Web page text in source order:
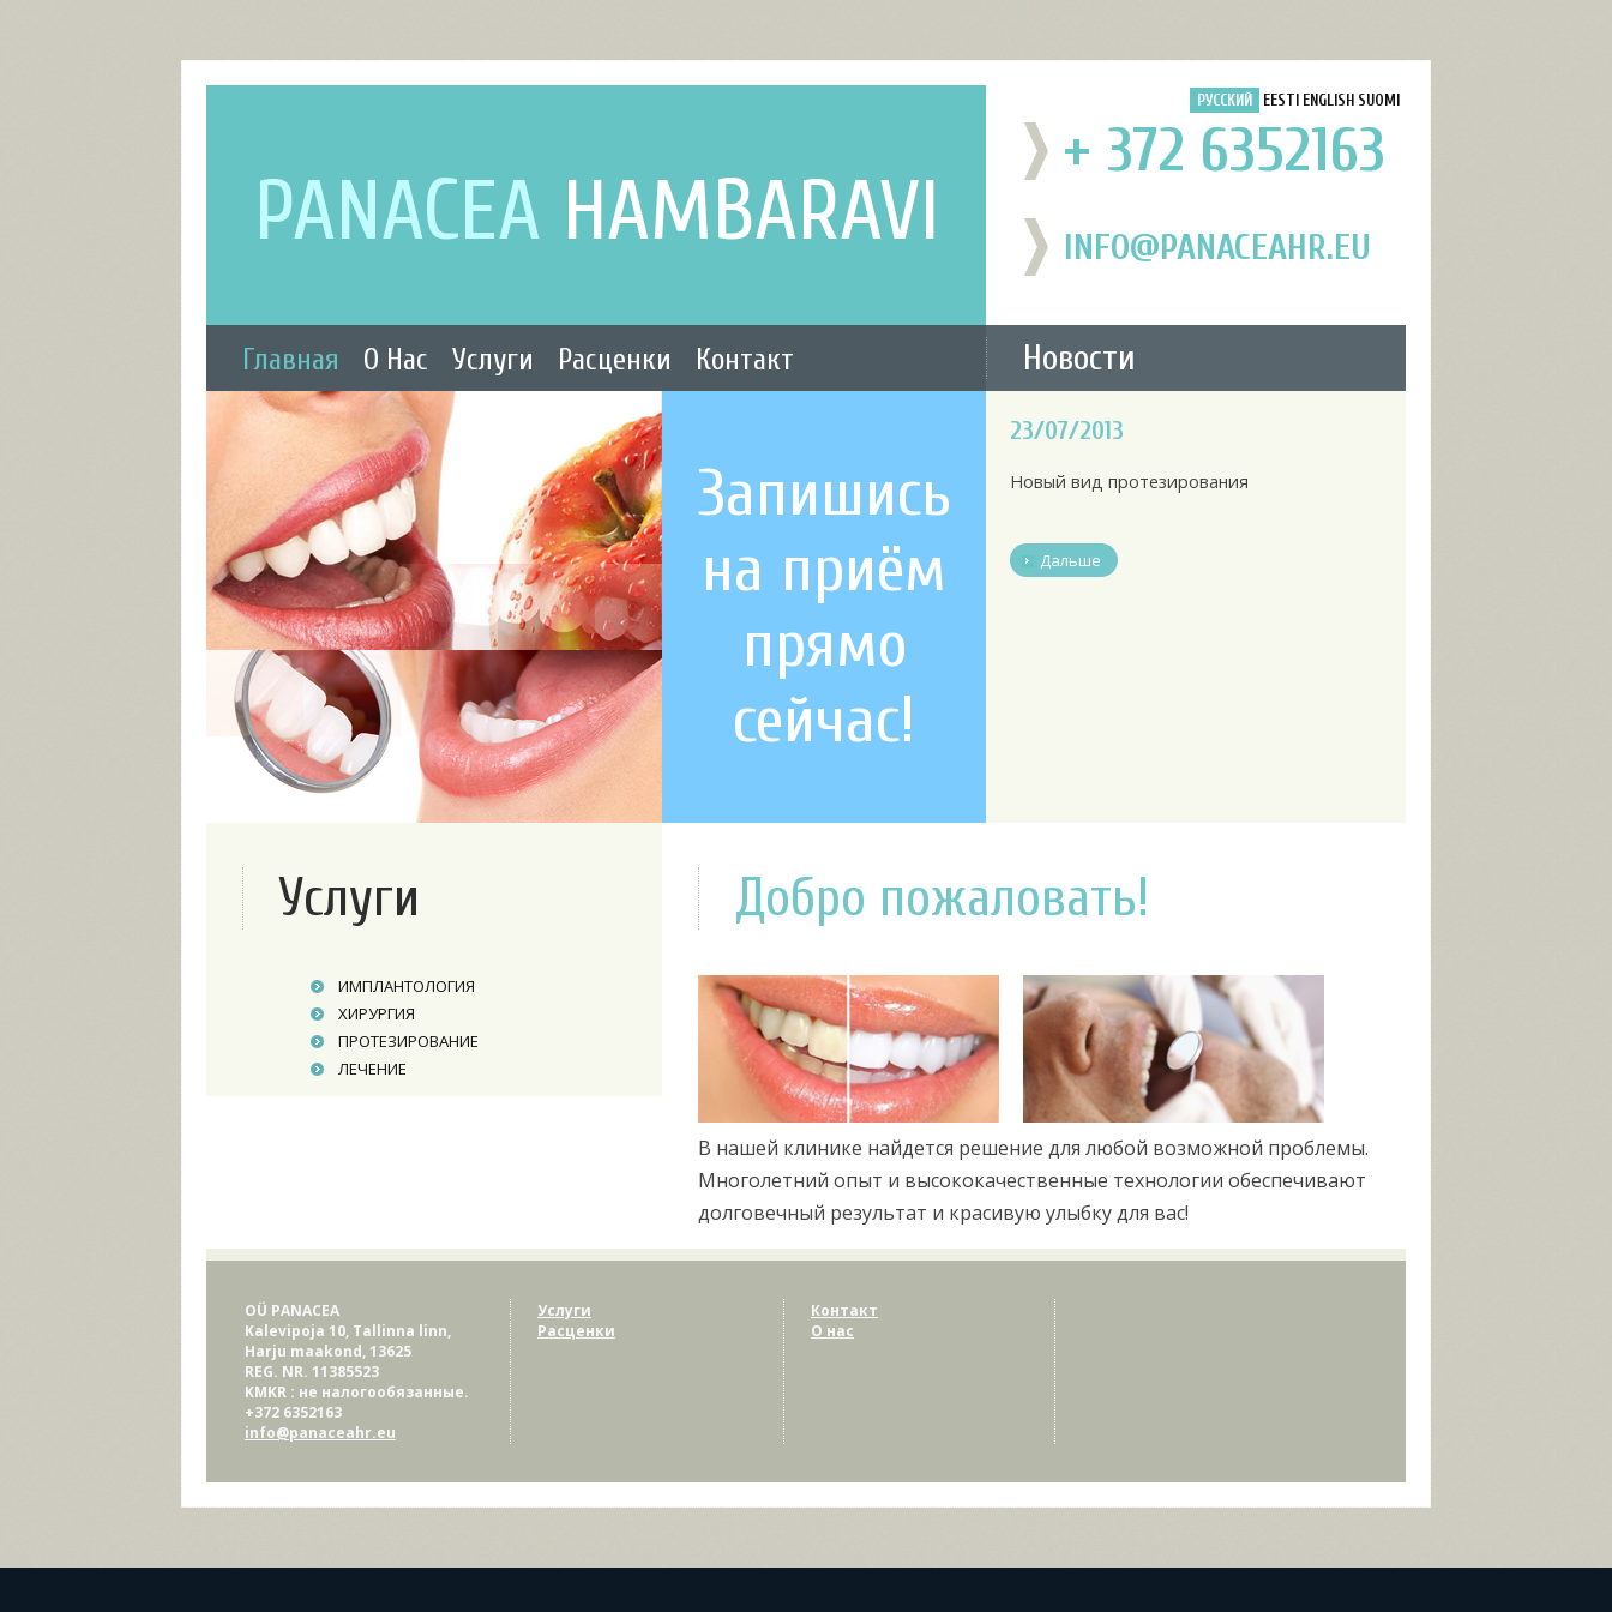
PANACEA HAMBARAVI
+ 372 6352163
INFO@PANACEAHR.EU
РУССКИЙ EESTI ENGLISH SUOMI
Главная О Нас Услуги Расценки Контакт Новости
Запишись
на приём
прямо
сейчас!
23/07/2013
Новый вид протезирования
Дальше
Услуги
ИМПЛАНТОЛОГИЯ
ХИРУРГИЯ
ПРОТЕЗИРОВАНИЕ
ЛЕЧЕНИЕ
Добро пожаловать!
В нашей клинике найдется решение для любой возможной проблемы.
Многолетний опыт и высококачественные технологии обеспечивают
долговечный результат и красивую улыбку для вас!
OÜ PANACEA
Kalevipoja 10, Tallinna linn,
Harju maakond, 13625
REG. NR. 11385523
KMKR : не налогообязанные.
+372 6352163
info@panaceahr.eu
Услуги
Расценки
Контакт
О нас